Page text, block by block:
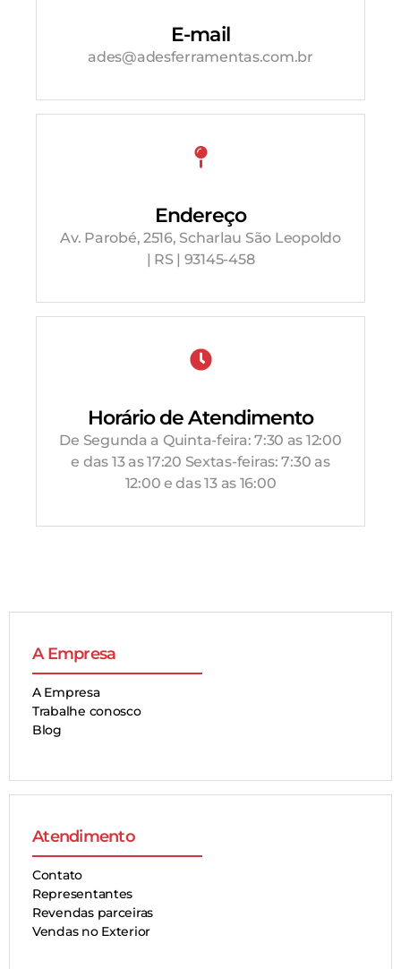
E-mail
ades@adesferramentas.com.br
Endereço
Av. Parobé, 2516, Scharlau São Leopoldo
| RS | 93145-458
Horário de Atendimento
De Segunda a Quinta-feira: 7:30 as 12:00
e das 13 as 17:20 Sextas-feiras: 7:30 as
12:00 e das 13 as 16:00
A Empresa
A Empresa
Trabalhe conosco
Blog
Atendimento
Contato
Representantes
Revendas parceiras
Vendas no Exterior